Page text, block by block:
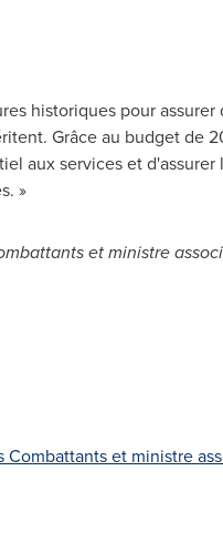
historiques pour
Grâce au budget de
aux services et
»
et ministre
et ministre